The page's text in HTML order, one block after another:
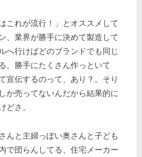
これが流行！」とオススメして
、業界が勝手に決めて製造して
へ行けばどのブランドでも同じ
。勝手にたくさん作っといて
宣伝するのって、あり？。そり
か売ってないんだから結果的に
どさ。
んと主婦っぽい奥さんと子ども
で団らんしてる、住宅メーカー